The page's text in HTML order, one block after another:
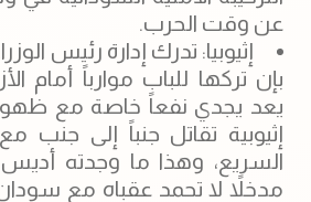
عن وقت الحرب.
إثيوبيا: تدرك إدارة رئيس
بإن تركها للباب موارباً أمام
يعد يجدي نفعاً خاصة مع
السريع، وهذا ما وجدته أديس
مدخلاً لا تحمد عقباه مع